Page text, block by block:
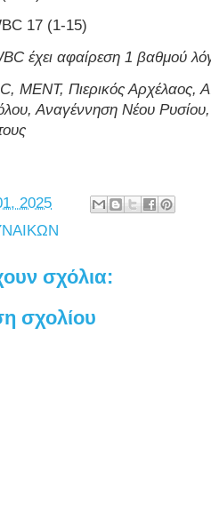
17 (1-15)
έχει αφαίρεση 1 βαθμού
MEΝT, Πιερικός Αρχέλαος,
Αναγέννηση Νέου
2025
σχόλια:
σχολίου